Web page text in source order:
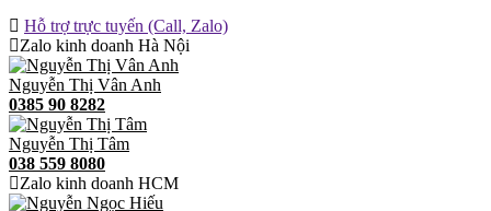
Hỗ trợ trực tuyến (Call, Zalo)
Zalo kinh doanh Hà Nội
Nguyễn Thị Vân Anh
0385 90 8282
Nguyễn Thị Tâm
038 559 8080
Zalo kinh doanh HCM